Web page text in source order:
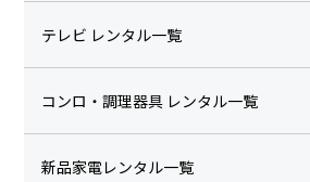
テレビ レンタル一覧
コンロ・調理器具 レンタル一覧
新品家電レンタル一覧